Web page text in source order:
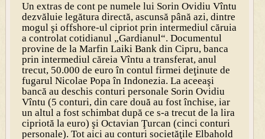
Un extras de cont pe numele lui Sorin Ovidiu Vîntu
dezvăluie legătura directă, ascunsă până azi, dintre
mogul şi offshore-ul cipriot prin intermediul căruia
a controlat cotidianul „Gardianul“. Documentul
provine de la Marfin Laiki Bank din Cipru, banca
prin intermediul căreia Vîntu a transferat, anul
trecut, 50.000 de euro în contul firmei deţinute de
fugarul Nicolae Popa în Indonezia. La aceeaşi
bancă au deschis conturi personale Sorin Ovidiu
Vîntu (5 conturi, din care două au fost închise, iar
un altul a fost schimbat după ce s-a trecut de la lira
cipriotă la euro) şi Octavian Ţurcan (cinci conturi
personale). Tot aici au conturi societăţile Elbahold